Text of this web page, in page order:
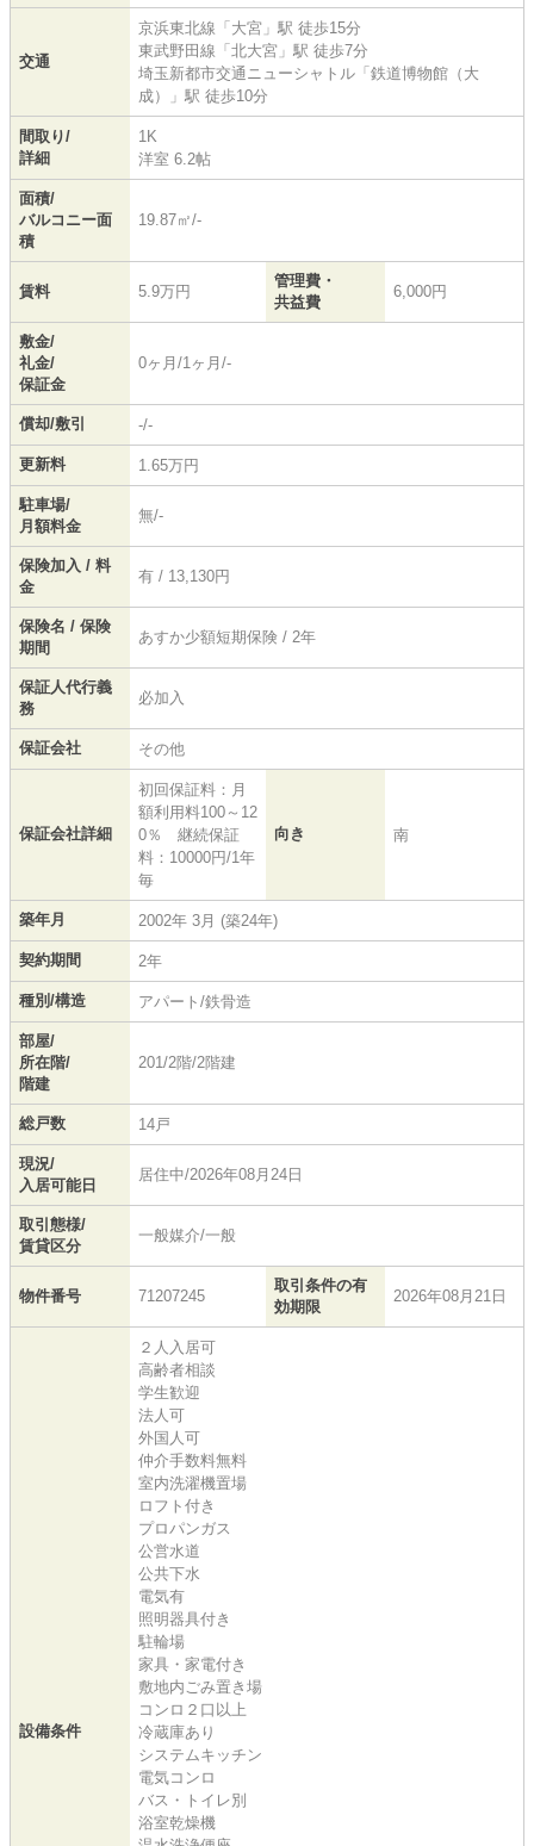
交通
京浜東北線 「 大宮 」駅 徒歩15分
東武野田線 「 北大宮 」駅 徒歩7分
埼玉新都市交通ニューシャトル 「 鉄道博物館（大
成）
」駅 徒歩10分
間取り/
詳細
1K
洋室 6.2帖
面積/
バルコニー面
積
19.87㎡/-
賃料 5.9万円
管理費・
共益費
6,000円
敷金/
礼金/
保証金
0ヶ月/1ヶ月/-
償却/敷引 -/-
更新料 1.65万円
駐車場/
月額料金
無/-
保険加入 / 料
金
有 / 13,130円
保険名 / 保険
期間
あすか少額短期保険 / 2年
保証人代行義
務
必加入
保証会社 その他
保証会社詳細
初回保証料：月
額利用料100～12
0％ 継続保証
料：10000円/1年
毎
向き 南
築年月 2002年 3月 (築24年)
契約期間 2年
種別/構造 アパート/鉄骨造
部屋/
所在階/
階建
201/2階/2階建
総戸数 14戸
現況/
入居可能日
居住中/2026年08月24日
取引態様/
賃貸区分
一般媒介/一般
物件番号 71207245
取引条件の有
効期限
2026年08月21日
設備条件
２人入居可
高齢者相談
学生歓迎
法人可
外国人可
仲介手数料無料
室内洗濯機置場
ロフト付き
プロパンガス
公営水道
公共下水
電気有
照明器具付き
駐輪場
家具・家電付き
敷地内ごみ置き場
コンロ２口以上
冷蔵庫あり
システムキッチン
電気コンロ
バス・トイレ別
浴室乾燥機